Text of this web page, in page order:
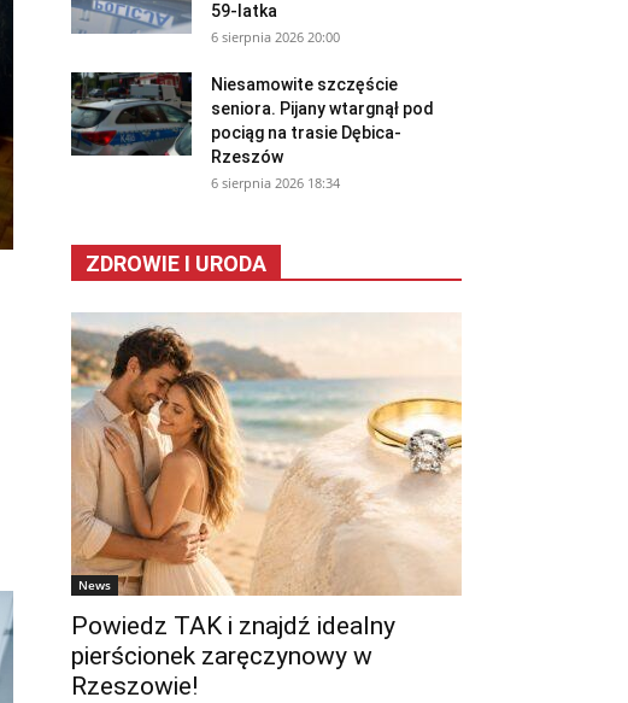
59-latka
6 sierpnia 2026 20:00
Niesamowite szczęście
seniora. Pijany wtargnął pod
pociąg na trasie Dębica-
Rzeszów
6 sierpnia 2026 18:34
ZDROWIE I URODA
News
Powiedz TAK i znajdź idealny
pierścionek zaręczynowy w
Rzeszowie!